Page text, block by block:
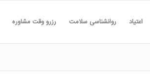
اعتیاد روانشناسی سلامت رزرو وقت مشاوره